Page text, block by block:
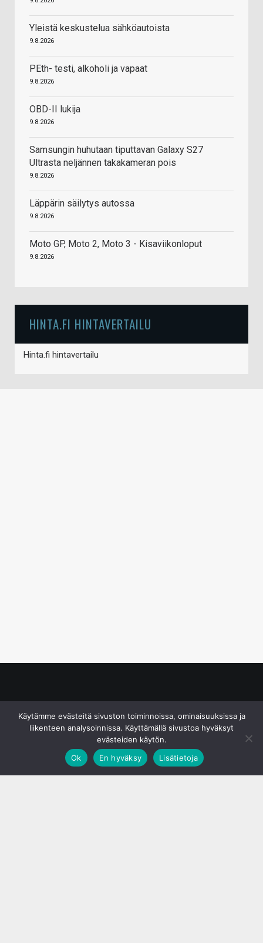
Yleistä keskustelua sähköautoista
9.8.2026
PEth- testi, alkoholi ja vapaat
9.8.2026
OBD-II lukija
9.8.2026
Samsungin huhutaan tiputtavan Galaxy S27
Ultrasta neljännen takakameran pois
9.8.2026
Läppärin säilytys autossa
9.8.2026
Moto GP, Moto 2, Moto 3 - Kisaviikonloput
9.8.2026
HINTA.FI HINTAVERTAILU
Hinta.fi hintavertailu
Käytämme evästeitä sivuston toiminnoissa, ominaisuuksissa ja
liikenteen analysoinnissa. Käyttämällä sivustoa hyväksyt
evästeiden käytön.
Ok
En hyväksy Lisätietoja